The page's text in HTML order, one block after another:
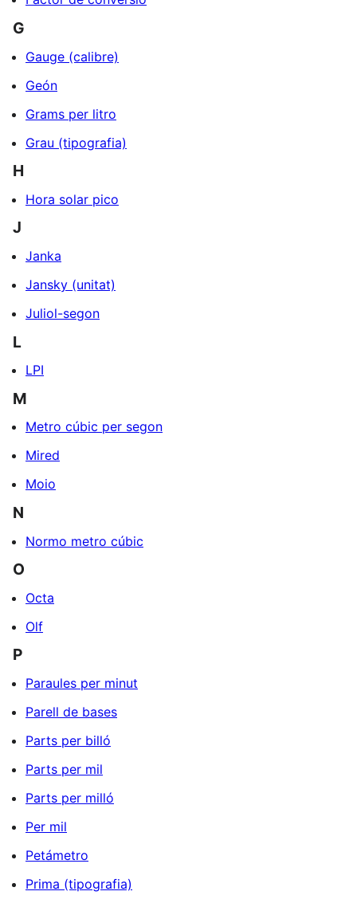
G
Gauge (calibre)
Geón
Grams per litro
Grau (tipografia)
H
Hora solar pico
J
Janka
Jansky (unitat)
Juliol-segon
L
LPI
M
Metro cúbic per segon
Mired
Moio
N
Normo metro cúbic
O
Octa
Olf
P
Paraules per minut
Parell de bases
Parts per billó
Parts per mil
Parts per milló
Per mil
Petámetro
Prima (tipografia)